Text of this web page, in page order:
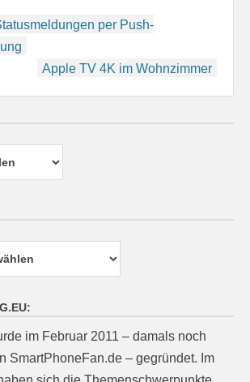
per Push-
Apple TV 4K im Wohnzimmer
im Februar 2011 – damals noch
SmartPhoneFan.de – gegründet. Im